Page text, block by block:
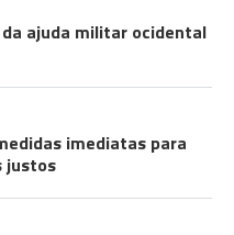
ajuda militar ocidental
imediatas para
justos